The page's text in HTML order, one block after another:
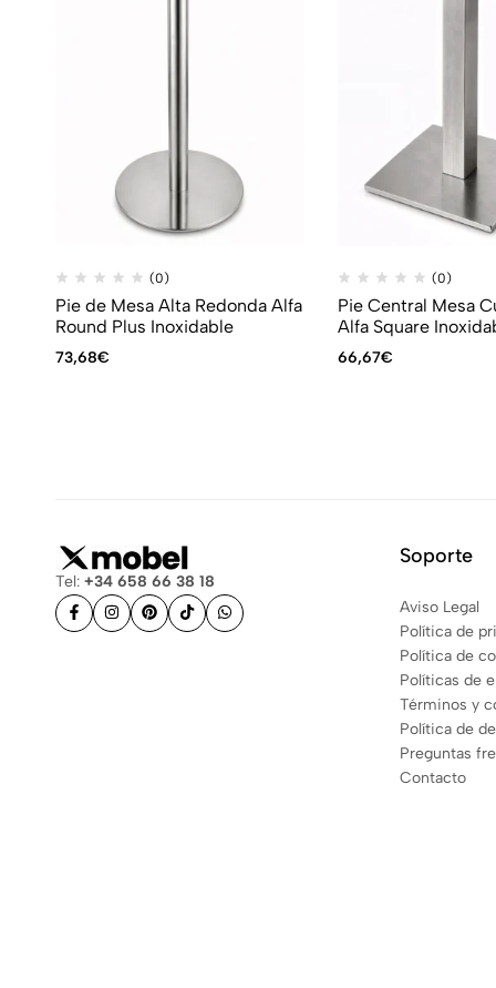
(0)
Pie de Mesa Alta Redonda Alfa
Round Plus Inoxidable
73,68€
(0)
Pie Central Mesa
Alfa Square
66,67€
Tel: +34 658 66 38 18
Soporte
Aviso Legal
Política de
Política de
Políticas de
Términos y
Política de
Preguntas
Contacto